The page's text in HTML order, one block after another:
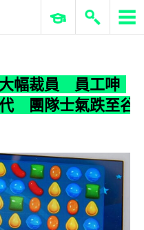
ERP 與商業 AI
幅裁員 員工呻
團隊士氣跌至谷